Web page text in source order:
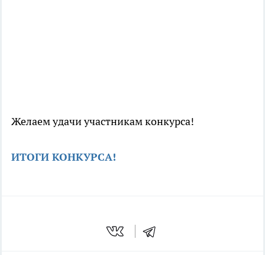
Желаем удачи участникам конкурса!
ИТОГИ КОНКУРСА!